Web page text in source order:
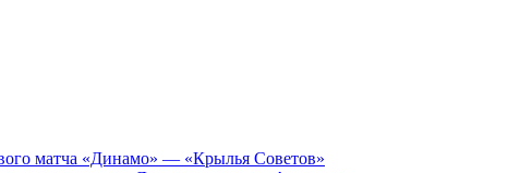
матча «Динамо» — «Крылья Советов»